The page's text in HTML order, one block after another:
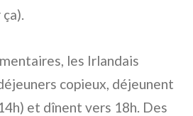
les Irlandais
copieux, déjeunent
et dînent vers 18h. Des